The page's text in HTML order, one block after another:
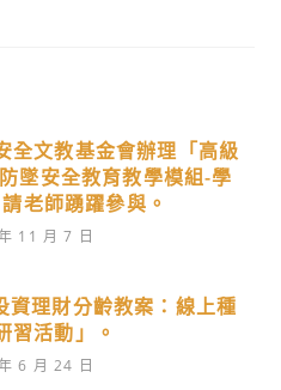
全文教基金會辦理「高級
墜安全教育教學模組-學
老師踴躍參與。
11 月 7 日
理財分齡教案：線上種
習活動」。
6 月 24 日